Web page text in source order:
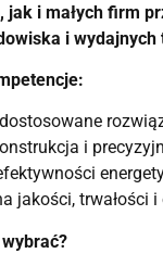
jak i małych firm
i
i
jakości,